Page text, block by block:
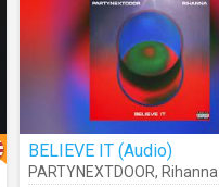
BELIEVE IT (Audio)
PARTYNEXTDOOR, Rihanna